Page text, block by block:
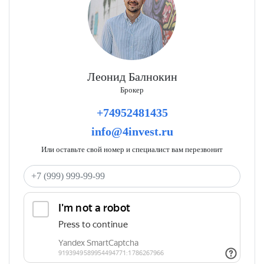
Леонид Балнокин
Брокер
+74952481435
info@4invest.ru
Или оставьте свой номер и специалист вам перезвонит